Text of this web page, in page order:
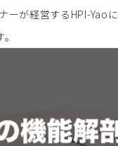
ーが経営するHPI-Yao